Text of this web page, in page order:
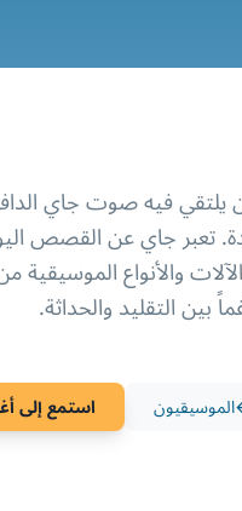
بين التقليد والحداثة.
الموسيقيون استمع إلى